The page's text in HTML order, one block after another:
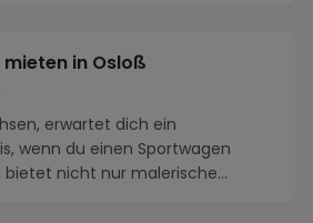
in Osloß
erwartet dich ein
wenn du einen Sportwagen
bietet nicht nur malerische